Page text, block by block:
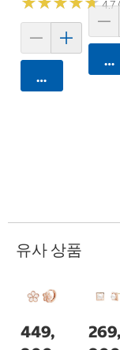
4.7
카트에 담기
카
유사 상품
449,
269,